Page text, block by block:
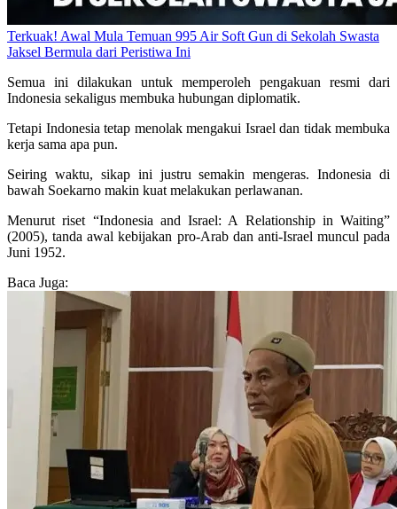
Terkuak! Awal Mula Temuan 995 Air Soft Gun di Sekolah Swasta
Jaksel Bermula dari Peristiwa Ini
Semua ini dilakukan untuk memperoleh pengakuan resmi dari
Indonesia sekaligus membuka hubungan diplomatik.
Tetapi Indonesia tetap menolak mengakui Israel dan tidak membuka
kerja sama apa pun.
Seiring waktu, sikap ini justru semakin mengeras. Indonesia di
bawah Soekarno makin kuat melakukan perlawanan.
Menurut riset “Indonesia and Israel: A Relationship in Waiting”
(2005), tanda awal kebijakan pro-Arab dan anti-Israel muncul pada
Juni 1952.
Baca Juga: